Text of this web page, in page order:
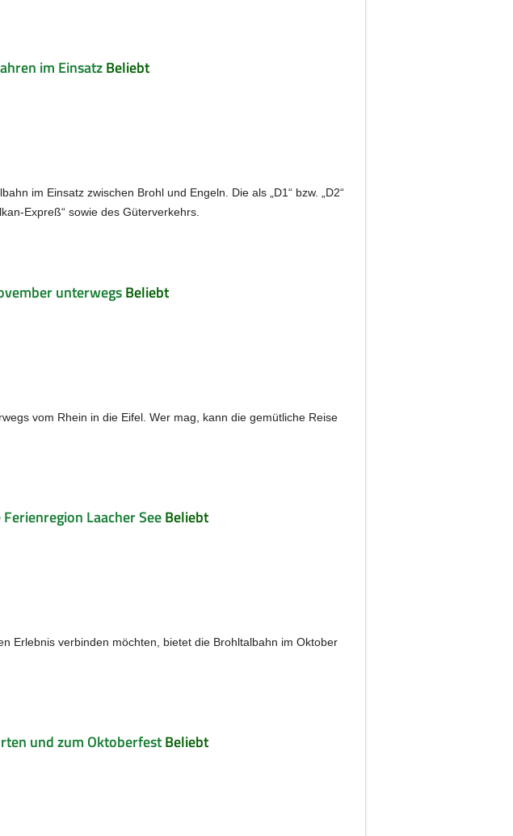
im EinsatzBeliebt
im Einsatz zwischen Brohl und Engeln. Die als „D1“ bzw. „D2“
Expreß“ sowie des Güterverkehrs.
unterwegsBeliebt
vom Rhein in die Eifel. Wer mag, kann die gemütliche Reise
Laacher SeeBeliebt
Erlebnis verbinden möchten, bietet die Brohltalbahn im Oktober
und zum OktoberfestBeliebt